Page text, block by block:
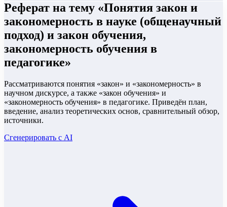
Реферат на тему «Понятия закон и
закономерность в науке (общенаучный
подход) и закон обучения,
закономерность обучения в
педагогике»
Рассматриваются понятия «закон» и «закономерность» в
научном дискурсе, а также «закон обучения» и
«закономерность обучения» в педагогике. Приведён план,
введение, анализ теоретических основ, сравнительный обзор,
источники.
Сгенерировать с AI